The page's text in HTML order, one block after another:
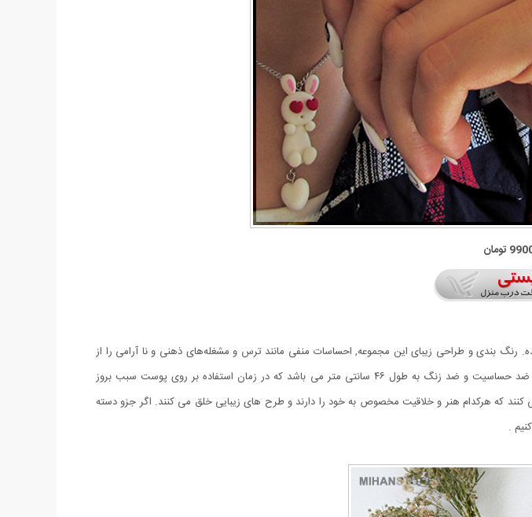
تومان
بندی و طراحی زیبای این مجموعه, احساسات منفی مانند ترس و مشغله‌های ذهنی و نا آرامی را از
شما گرفته و آرامش را جایگزین آن می‌کند. این نیم ست شیک دارای یک زنجیر ظریف از جنس استیل ضد حساسیت و ضد زنگ به طول ۴۶ سانتی متر می باشد که در زمان استفاده بر روی پوست سبب بروز
که هرکدام هنر و خلاقیت مخصوص به خود را دارند و طرح های زیبایی خلق می کنند. اگر جزو دسته
.